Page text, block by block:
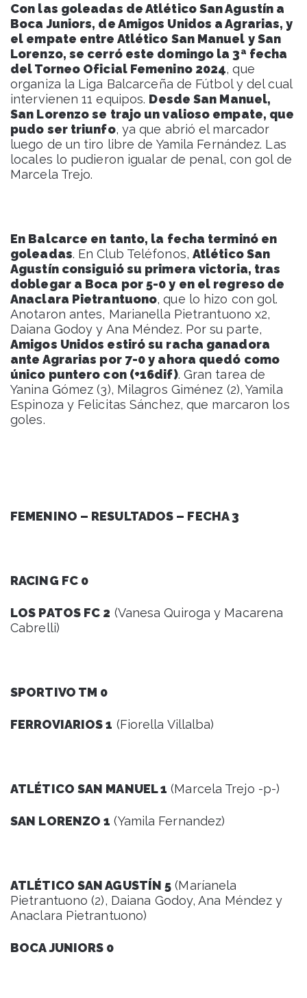
Con las goleadas de Atlético San Agustín a
Boca Juniors, de Amigos Unidos a Agrarias, y
el empate entre Atlético San Manuel y San
Lorenzo, se cerró este domingo la 3ª fecha
del Torneo Oficial Femenino 2024, que
organiza la Liga Balcarceña de Fútbol y del cual
intervienen 11 equipos. Desde San Manuel,
San Lorenzo se trajo un valioso empate, que
pudo ser triunfo, ya que abrió el marcador
luego de un tiro libre de Yamila Fernández. Las
locales lo pudieron igualar de penal, con gol de
Marcela Trejo.
En Balcarce en tanto, la fecha terminó en
goleadas. En Club Teléfonos, Atlético San
Agustín consiguió su primera victoria, tras
doblegar a Boca por 5-0 y en el regreso de
Anaclara Pietrantuono, que lo hizo con gol.
Anotaron antes, Marianella Pietrantuono x2,
Daiana Godoy y Ana Méndez. Por su parte,
Amigos Unidos estiró su racha ganadora
ante Agrarias por 7-0 y ahora quedó como
único puntero con (+16dif). Gran tarea de
Yanina Gómez (3), Milagros Giménez (2), Yamila
Espinoza y Felicitas Sánchez, que marcaron los
goles.
FEMENINO – RESULTADOS – FECHA 3
RACING FC 0
LOS PATOS FC 2 (Vanesa Quiroga y Macarena
Cabrelli)
SPORTIVO TM 0
FERROVIARIOS 1 (Fiorella Villalba)
ATLÉTICO SAN MANUEL 1 (Marcela Trejo -p-)
SAN LORENZO 1 (Yamila Fernandez)
ATLÉTICO SAN AGUSTÍN 5 (Maríanela
Pietrantuono (2), Daiana Godoy, Ana Méndez y
Anaclara Pietrantuono)
BOCA JUNIORS 0